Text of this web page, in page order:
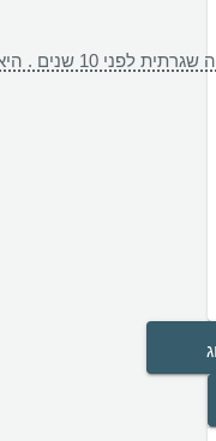
מאוד רגיש בשבילנו הנשים. אני רוצה להגיד לך מכל הלב שלי ד״ר ירדנה תודה רבה על מי שאת ובדיוק אחת כמוך צריכה לנהל את משרד הבריאות !!